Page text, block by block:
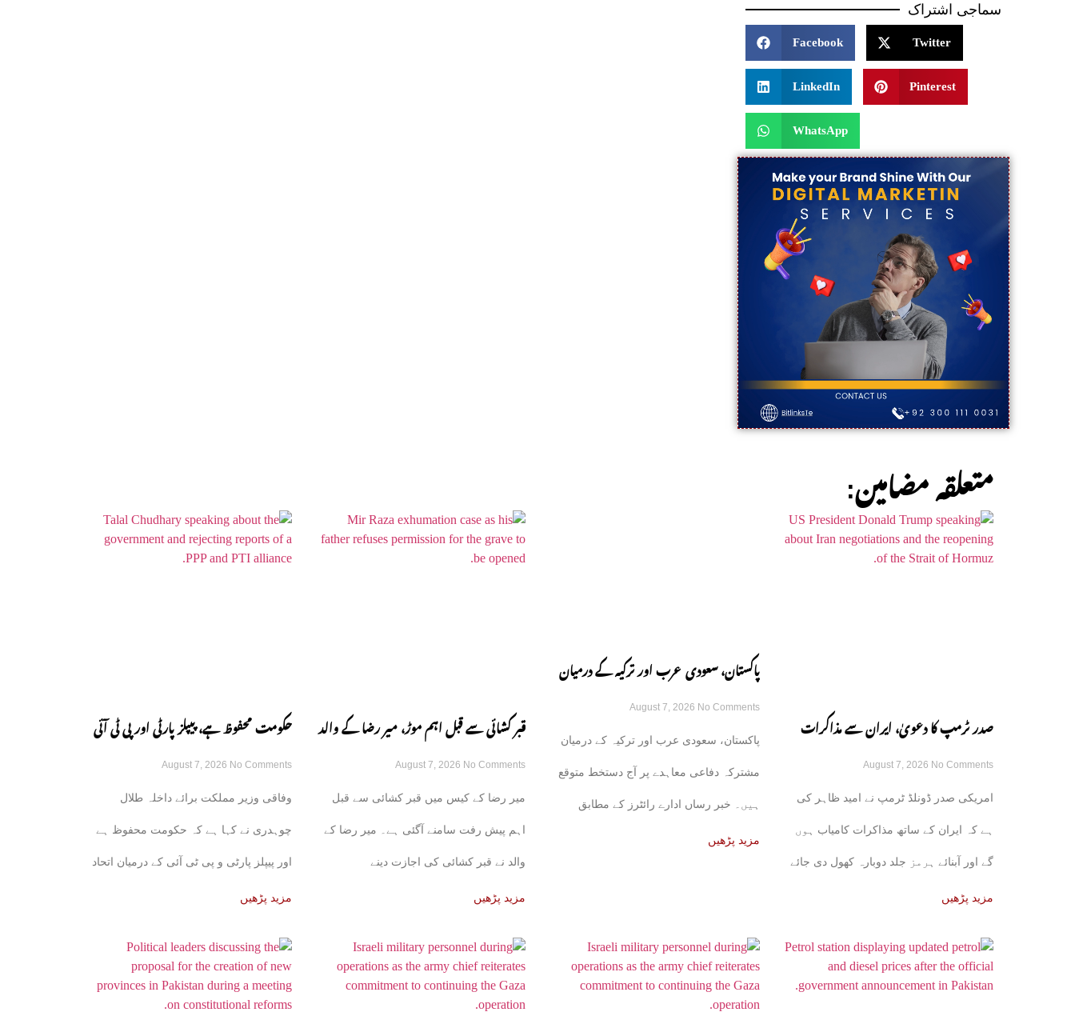
سماجی اشتراک
Facebook Twitter
LinkedIn Pinterest
WhatsApp
:متعلقہ مضامین
صدر ٹرمپ کا دعویٰ، ایران سے مذاکرات
کامیاب ہوں گے، آبنائے ہرمز جلد کھل جائے
August 7, 2026 No Comments
امریکی صدر ڈونلڈ ٹرمپ نے امید ظاہر کی
ہے کہ ایران کے ساتھ مذاکرات کامیاب ہوں
گے اور آبنائے ہرمز جلد دوبارہ کھول دی جائے
مزید پڑھیں
پاکستان، سعودی عرب اور ترکیہ کے درمیان
مشترکہ دفاعی معاہدہ آج متوقع
August 7, 2026 No Comments
پاکستان، سعودی عرب اور ترکیہ کے درمیان
مشترکہ دفاعی معاہدے پر آج دستخط متوقع
ہیں۔ خبر رساں ادارے رائٹرز کے مطابق
علاقائی ذرائع نے بتایا
مزید پڑھیں
قبر کشائی سے قبل اہم موڑ، میر رضا کے والد
نے اجازت دینے سے انکار کر دیا
August 7, 2026 No Comments
میر رضا کے کیس میں قبر کشائی سے قبل
اہم پیش رفت سامنے آگئی ہے۔ میر رضا کے
والد نے قبر کشائی کی اجازت دینے
مزید پڑھیں
حکومت محفوظ ہے، پیپلز پارٹی اور پی ٹی آئی
کے اتحاد کی باتیں بے بنیاد ہیں: طلال چوہدری
August 7, 2026 No Comments
وفاقی وزیر مملکت برائے داخلہ طلال
چوہدری نے کہا ہے کہ حکومت محفوظ ہے
اور پیپلز پارٹی و پی ٹی آئی کے درمیان اتحاد
مزید پڑھیں